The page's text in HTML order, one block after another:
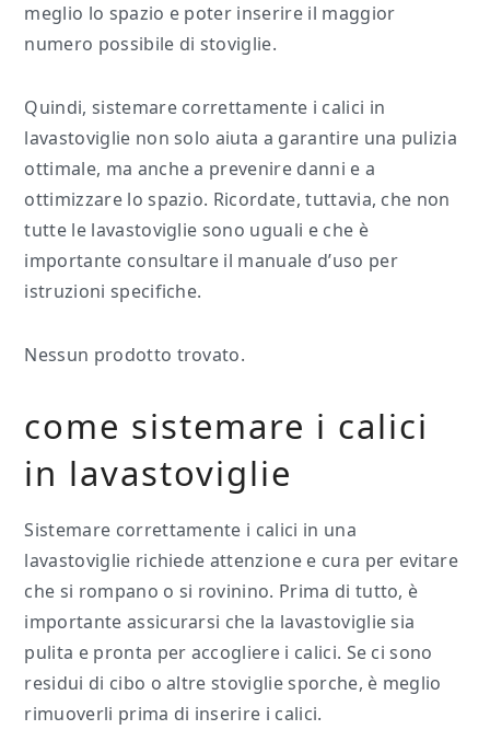
meglio lo spazio e poter inserire il maggior
numero possibile di stoviglie.
Quindi, sistemare correttamente i calici in
lavastoviglie non solo aiuta a garantire una pulizia
ottimale, ma anche a prevenire danni e a
ottimizzare lo spazio. Ricordate, tuttavia, che non
tutte le lavastoviglie sono uguali e che è
importante consultare il manuale d’uso per
istruzioni specifiche.
Nessun prodotto trovato.
come sistemare i calici
in lavastoviglie
Sistemare correttamente i calici in una
lavastoviglie richiede attenzione e cura per evitare
che si rompano o si rovinino. Prima di tutto, è
importante assicurarsi che la lavastoviglie sia
pulita e pronta per accogliere i calici. Se ci sono
residui di cibo o altre stoviglie sporche, è meglio
rimuoverli prima di inserire i calici.